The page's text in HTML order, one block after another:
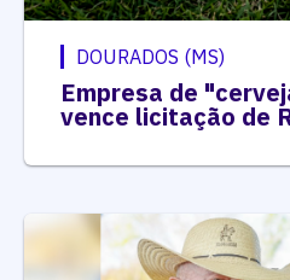
DOURADOS (MS)
Empresa de
vence licitação de